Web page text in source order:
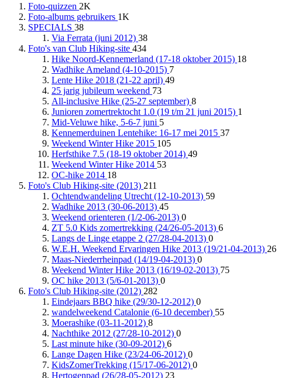
Foto-quizzen 2K
Foto-albums gebruikers 1K
SPECIALS 38
Via Ferrata (juni 2012) 38
Foto's van Club Hiking-site 434
Hike Noord-Kennemerland (17-18 oktober 2015) 18
Wadhike Ameland (4-10-2015) 7
Lente Hike 2018 (21-22 april) 49
25 jarig jubileum weekend 73
All-inclusive Hike (25-27 september) 8
Junioren zomertrektocht 1.0 (19 t/m 21 juni 2015) 1
Mid-Veluwe hike, 5-6-7 juni 5
Kennemerduinen Lentehike: 16-17 mei 2015 37
Weekend Winter Hike 2015 105
Herfsthike 7.5 (18-19 oktober 2014) 49
Weekend Winter Hike 2014 53
OC-hike 2014 18
Foto's Club Hiking-site (2013) 211
Ochtendwandeling Utrecht (12-10-2013) 59
Wadhike 2013 (30-06-2013) 45
Weekend orienteren (1/2-06-2013) 0
ZT 5.0 Kids zomertrekking (24/26-05-2013) 6
Langs de Linge etappe 2 (27/28-04-2013) 0
W.E.H. Weekend Ervaringen Hike 2013 (19/21-04-2013) 26
Maas-Niederrheinpad (14/19-04-2013) 0
Weekend Winter Hike 2013 (16/19-02-2013) 75
OC hike 2013 (5/6-01-2013) 0
Foto's Club Hiking-site (2012) 282
Eindejaars BBQ hike (29/30-12-2012) 0
wandelweekend Catalonie (6-10 december) 55
Moerashike (03-11-2012) 8
Nachthike 2012 (27/28-10-2012) 0
Last minute hike (30-09-2012) 6
Lange Dagen Hike (23/24-06-2012) 0
KidsZomerTrekking (15/17-06-2012) 0
Hertogenpad (26/28-05-2012) 23